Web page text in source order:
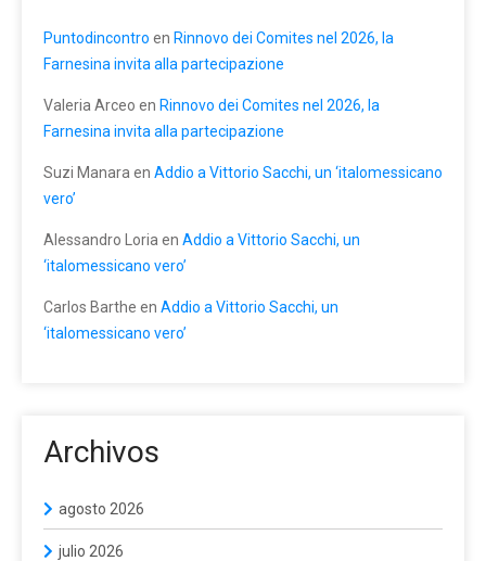
Puntodincontro en Rinnovo dei Comites nel 2026, la
Farnesina invita alla partecipazione
Valeria Arceo en Rinnovo dei Comites nel 2026, la
Farnesina invita alla partecipazione
Suzi Manara en Addio a Vittorio Sacchi, un ‘italomessicano
vero’
Alessandro Loria en Addio a Vittorio Sacchi, un
‘italomessicano vero’
Carlos Barthe en Addio a Vittorio Sacchi, un
‘italomessicano vero’
Archivos
agosto 2026
julio 2026